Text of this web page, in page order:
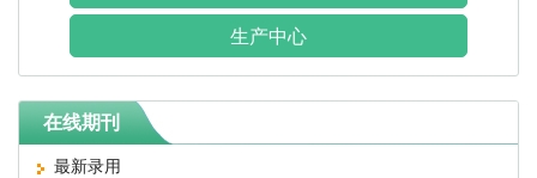
生产中心
在线期刊
最新录用